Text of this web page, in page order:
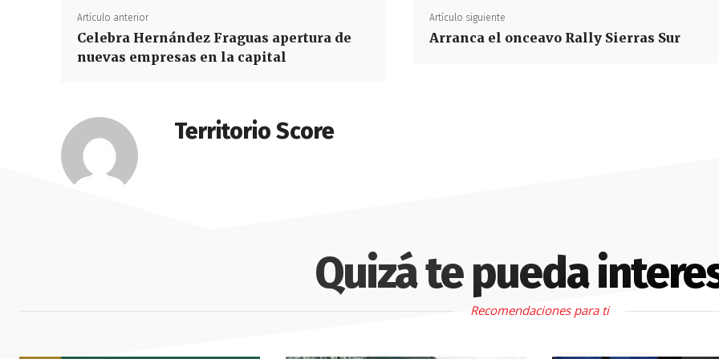
Artículo anterior
Celebra Hernández Fraguas apertura de
nuevas empresas en la capital
Artículo siguiente
Arranca el onceavo Rally Sierras Sur
Territorio Score
Quizá te pueda
Recomendaciones para ti